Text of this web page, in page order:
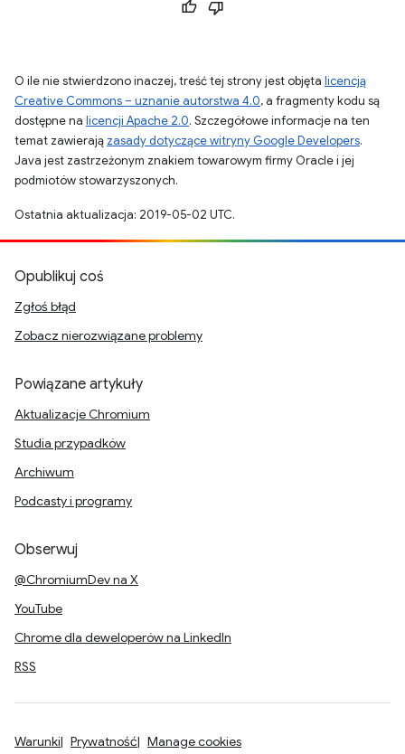
O ile nie stwierdzono inaczej, treść tej strony jest objęta licencją
Creative Commons – uznanie autorstwa 4.0, a fragmenty kodu są
dostępne na licencji Apache 2.0. Szczegółowe informacje na ten
temat zawierają zasady dotyczące witryny Google Developers.
Java jest zastrzeżonym znakiem towarowym firmy Oracle i jej
podmiotów stowarzyszonych.
Ostatnia aktualizacja: 2019-05-02 UTC.
Opublikuj coś
Zgłoś błąd
Zobacz nierozwiązane problemy
Powiązane artykuły
Aktualizacje Chromium
Studia przypadków
Archiwum
Podcasty i programy
Obserwuj
@ChromiumDev na X
YouTube
Chrome dla deweloperów na LinkedIn
RSS
Warunki Prywatność Manage cookies